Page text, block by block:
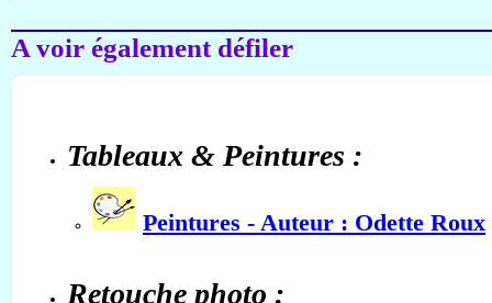
A voir également défiler
Tableaux & Peintures :
Peintures - Auteur : Odette Roux
Retouche photo :